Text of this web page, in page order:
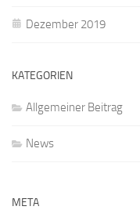
Dezember 2019
KATEGORIEN
Allgemeiner Beitrag
News
META